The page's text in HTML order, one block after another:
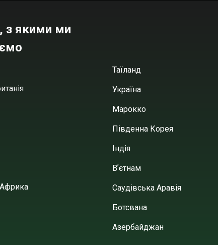
з якими ми
Таїланд
Україна
Марокко
Південна Корея
Індія
Вʼєтнам
Саудівська Аравія
Ботсвана
Азербайджан